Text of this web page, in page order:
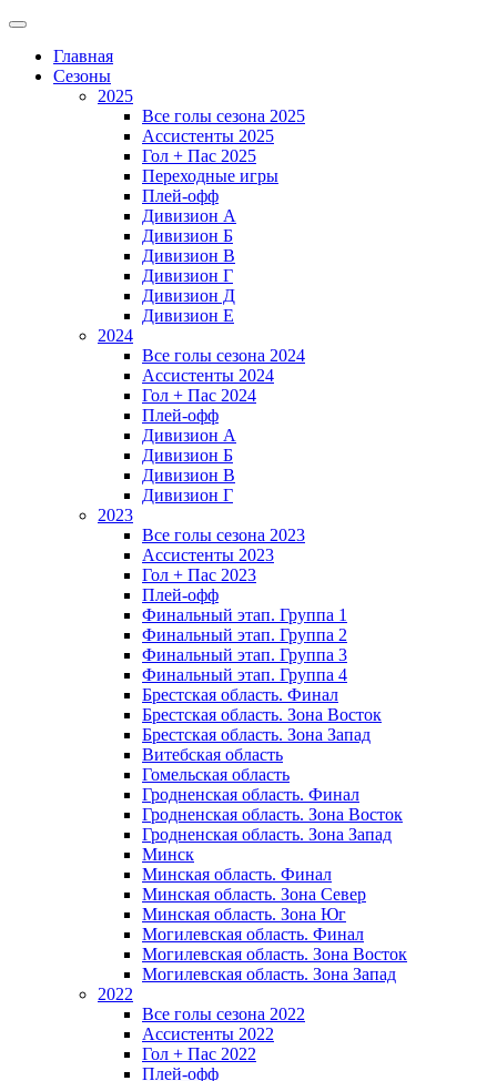
Главная
Сезоны
2025
Все голы сезона 2025
Ассистенты 2025
Гол + Пас 2025
Переходные игры
Плей-офф
Дивизион A
Дивизион Б
Дивизион В
Дивизион Г
Дивизион Д
Дивизион Е
2024
Все голы сезона 2024
Ассистенты 2024
Гол + Пас 2024
Плей-офф
Дивизион A
Дивизион Б
Дивизион В
Дивизион Г
2023
Все голы сезона 2023
Ассистенты 2023
Гол + Пас 2023
Плей-офф
Финальный этап. Группа 1
Финальный этап. Группа 2
Финальный этап. Группа 3
Финальный этап. Группа 4
Брестская область. Финал
Брестская область. Зона Восток
Брестская область. Зона Запад
Витебская область
Гомельская область
Гродненская область. Финал
Гродненская область. Зона Восток
Гродненская область. Зона Запад
Минск
Минская область. Финал
Минская область. Зона Север
Минская область. Зона Юг
Могилевская область. Финал
Могилевская область. Зона Восток
Могилевская область. Зона Запад
2022
Все голы сезона 2022
Ассистенты 2022
Гол + Пас 2022
Плей-офф